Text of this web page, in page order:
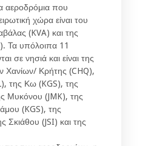
αεροδρόμια που
χώρα είναι του
(KVA) και της
Τα υπόλοιπα 11
σε νησιά και είναι της
Χανίων/ Κρήτης (CHQ),
της Κω (KGS), της
Μυκόνου (JMK), της
(KGS), της
Σκιάθου (JSI) και της